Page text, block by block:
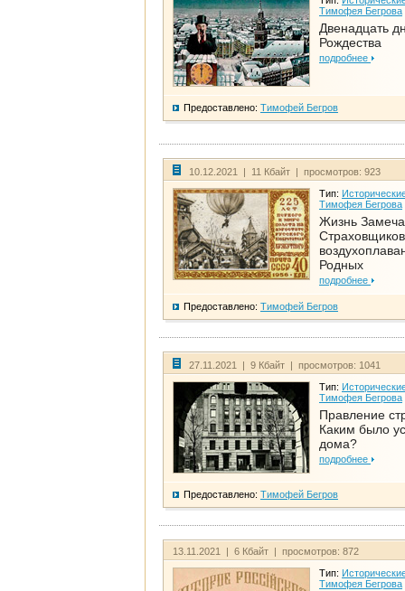
Тимофея Бегрова
Двенадцать
Рождества
подробнее
Предоставлено: Тимофей Бегров
10.12.2021 | 11 Кбайт | просмотров: 923
Тип:
Тимофея Бегрова
Жизнь
Родных
подробнее
Предоставлено: Тимофей Бегров
27.11.2021 | 9 Кбайт | просмотров: 1041
Тип:
Тимофея Бегрова
Правление
Каким было
дома?
подробнее
Предоставлено: Тимофей Бегров
13.11.2021 | 6 Кбайт | просмотров: 872
Тип:
Тимофея Бегрова